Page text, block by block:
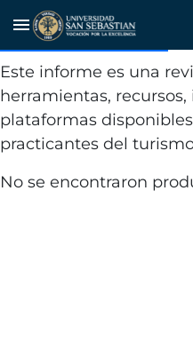
menu
Tools and
based tourism
Este informe es una
herramientas,
plataformas
practicantes del
No se encontraron